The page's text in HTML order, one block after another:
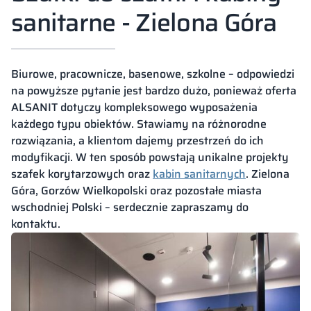
sanitarne - Zielona Góra
Biurowe, pracownicze, basenowe, szkolne – odpowiedzi
na powyższe pytanie jest bardzo dużo, ponieważ oferta
ALSANIT dotyczy kompleksowego wyposażenia
każdego typu obiektów. Stawiamy na różnorodne
rozwiązania, a klientom dajemy przestrzeń do ich
modyfikacji. W ten sposób powstają unikalne projekty
szafek korytarzowych orazkabin sanitarnych. Zielona
Góra, Gorzów Wielkopolski oraz pozostałe miasta
wschodniej Polski – serdecznie zapraszamy do
kontaktu.